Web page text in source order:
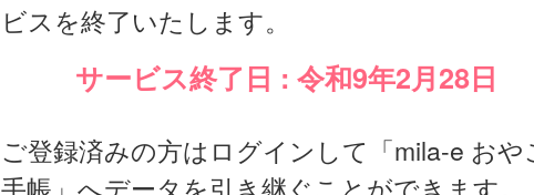
ビスを終了いたします。
サービス終了日 : 令和9年2月28日
ご登録済みの方はログインして「mila-e おや